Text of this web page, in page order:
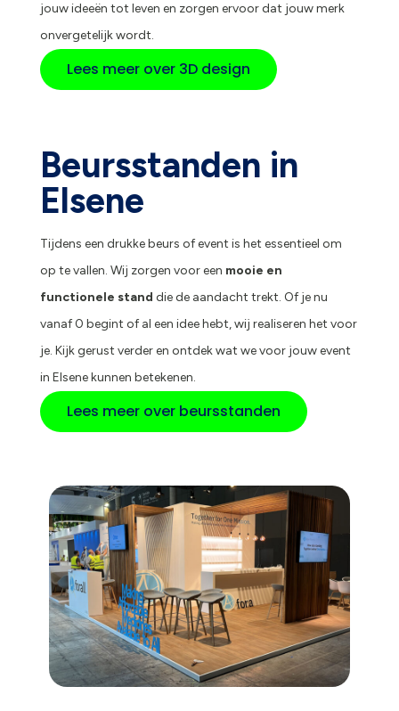
jouw ideeën tot leven en zorgen ervoor dat jouw merk
onvergetelijk wordt.
Lees meer over 3D design
Beursstanden in
Elsene
Tijdens een drukke beurs of event is het essentieel om
op te vallen. Wij zorgen voor een mooie en
functionele stand die de aandacht trekt. Of je nu
vanaf 0 begint of al een idee hebt, wij realiseren het voor
je. Kijk gerust verder en ontdek wat we voor jouw event
in Elsene kunnen betekenen.
Lees meer over beursstanden